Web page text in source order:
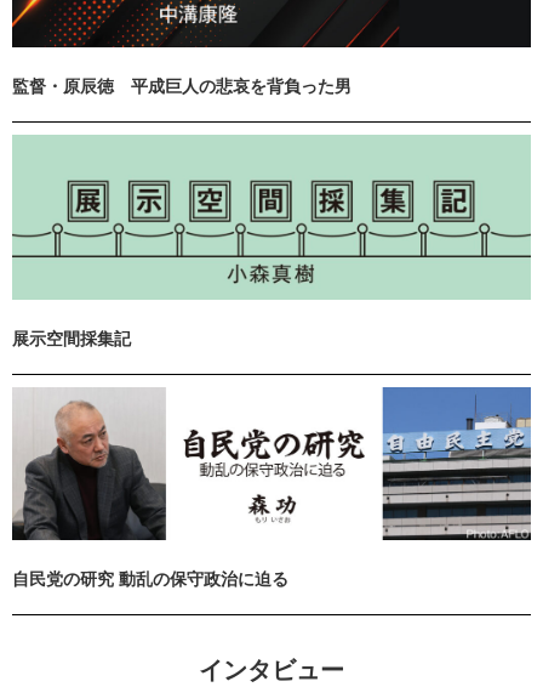
監督・原辰徳 平成巨人の悲哀を背負った男
展示空間採集記
自民党の研究 動乱の保守政治に迫る
インタビュー